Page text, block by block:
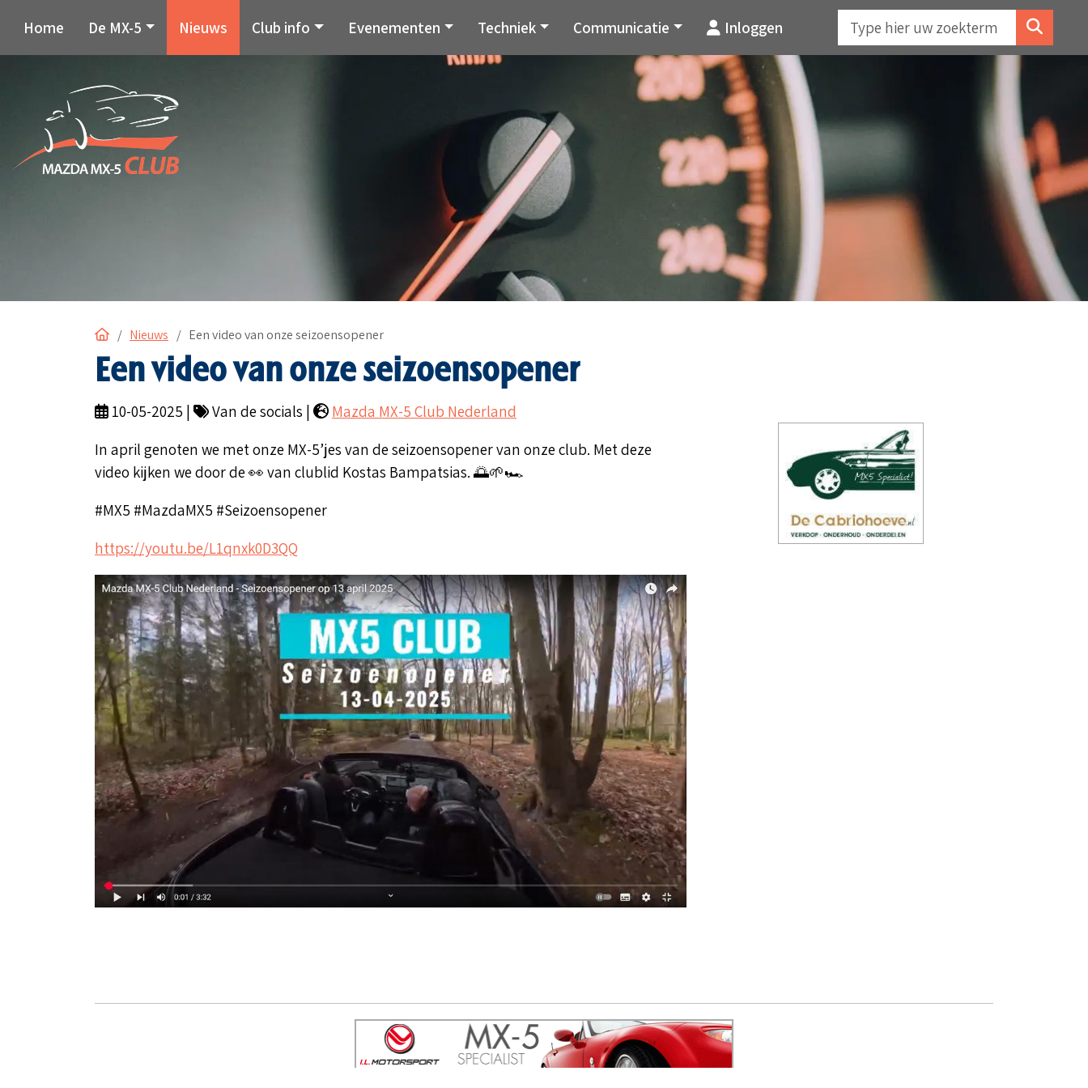
Home De MX-5 Nieuws Club info Evenementen Techniek Communicatie Inloggen
HomeNieuws Een video van onze seizoensopener
Een video van onze seizoensopener
10-05-2025 | Van de socials |
Mazda MX-5 Club Nederland
In april genoten we met onze MX-5’jes van de seizoensopener van onze club. Met deze
video kijken we door de 👀 van clublid Kostas Bampatsias. 🌅🌱🏎
#MX5 #MazdaMX5 #Seizoensopener
https://youtu.be/L1qnxk0D3QQ